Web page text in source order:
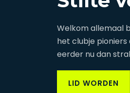
Welkom allemaal
het clubje
eerder nu dan
LID WORDEN